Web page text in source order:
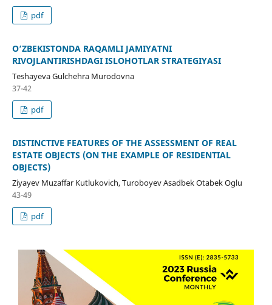
pdf
O‘ZBEKISTONDA RAQAMLI JAMIYATNI
RIVOJLANTIRISHDAGI ISLOHOTLAR STRATEGIYASI
Teshayeva Gulchehra Murodovna
37-42
pdf
DISTINCTIVE FEATURES OF THE ASSESSMENT OF REAL
ESTATE OBJECTS (ON THE EXAMPLE OF RESIDENTIAL
OBJECTS)
Ziyayev Muzaffar Kutlukovich, Turoboyev Asadbek Otabek Oglu
43-49
pdf